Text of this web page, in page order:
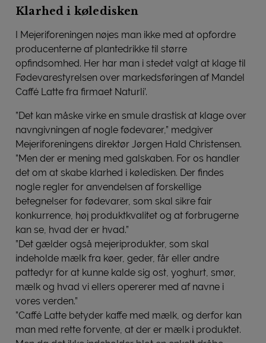
Klarhed i køledisken
I Mejeriforeningen nøjes man ikke med at opfordre
producenterne af plantedrikke til større
opfindsomhed. Her har man i stedet valgt at klage til
Fødevarestyrelsen over markedsføringen af Mandel
Caffé Latte fra firmaet Naturli’.
”Det kan måske virke en smule drastisk at klage over
navngivningen af nogle fødevarer,” medgiver
Mejeriforeningens direktør Jørgen Hald Christensen.
”Men der er mening med galskaben. For os handler
det om at skabe klarhed i køledisken. Der findes
nogle regler for anvendelsen af forskellige
betegnelser for fødevarer, som skal sikre fair
konkurrence, høj produktkvalitet og at forbrugerne
kan se, hvad der er hvad.”
”Det gælder også mejeriprodukter, som skal
indeholde mælk fra køer, geder, får eller andre
pattedyr for at kunne kalde sig ost, yoghurt, smør,
mælk og hvad vi ellers opererer med af navne i
vores verden.”
”Caffé Latte betyder kaffe med mælk, og derfor kan
man med rette forvente, at der er mælk i produktet.